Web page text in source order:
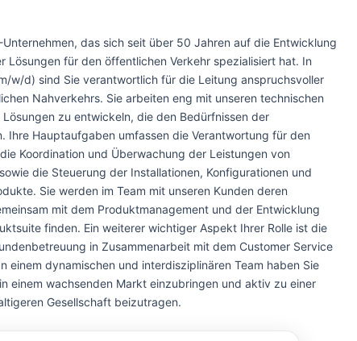
das sich seit über 50 Jahren auf die Entwicklung
Lösungen für den öffentlichen Verkehr spezialisiert hat. In
w/d) sind Sie verantwortlich für die Leitung anspruchsvoller
Nahverkehrs. Sie arbeiten eng mit unseren technischen
zu entwickeln, die den Bedürfnissen der
Ihre Hauptaufgaben umfassen die Verantwortung für den
Koordination und Überwachung der Leistungen von
die Steuerung der Installationen, Konfigurationen und
Sie werden im Team mit unseren Kunden deren
mit dem Produktmanagement und der Entwicklung
finden. Ein weiterer wichtiger Aspekt Ihrer Rolle ist die
in Zusammenarbeit mit dem Customer Service
einem dynamischen und interdisziplinären Team haben Sie
einem wachsenden Markt einzubringen und aktiv zu einer
Gesellschaft beizutragen.